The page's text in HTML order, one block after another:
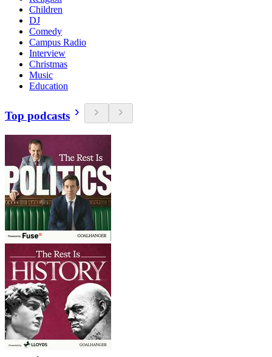
Children
DJ
Comedy
Campus Radio
Interview
Christmas
Music
Education
Top podcasts